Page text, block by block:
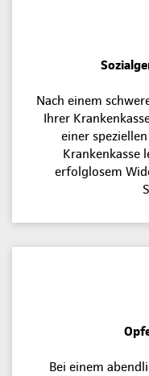
Nach einem
Ihrer
einer
Krankenkasse
erfolglosem
Bei einem